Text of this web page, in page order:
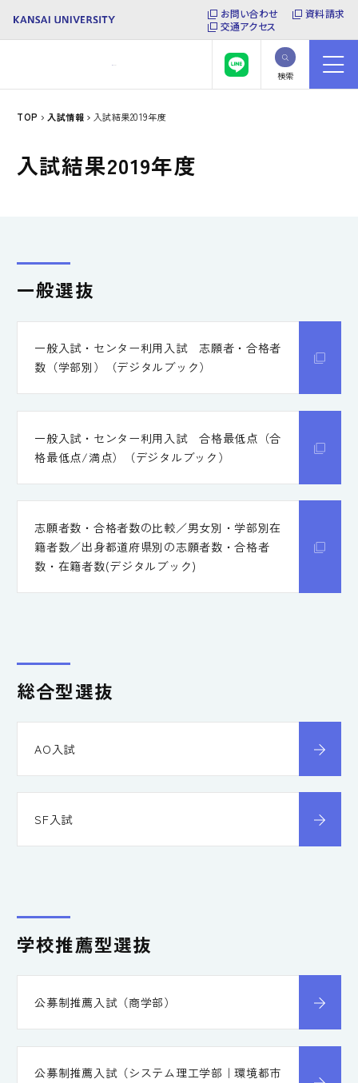
お問い合わせ
資料請求
交通アクセス
TOP 入試情報 入試結果2019年度
入試結果2019年度
一般選抜
一般入試・センター利用入試 志願者・合格者
数（学部別）（デジタルブック）
一般入試・センター利用入試 合格最低点（合
格最低点/満点）（デジタルブック）
志願者数・合格者数の比較／男女別・学部別在
籍者数／出身都道府県別の志願者数・合格者
数・在籍者数(デジタルブック)
総合型選抜
AO入試
SF入試
学校推薦型選抜
公募制推薦入試（商学部）
公募制推薦入試（システム理工学部｜環境都市
検索